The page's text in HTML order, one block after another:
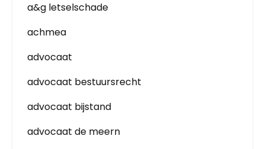
a&g letselschade
achmea
advocaat
advocaat bestuursrecht
advocaat bijstand
advocaat de meern